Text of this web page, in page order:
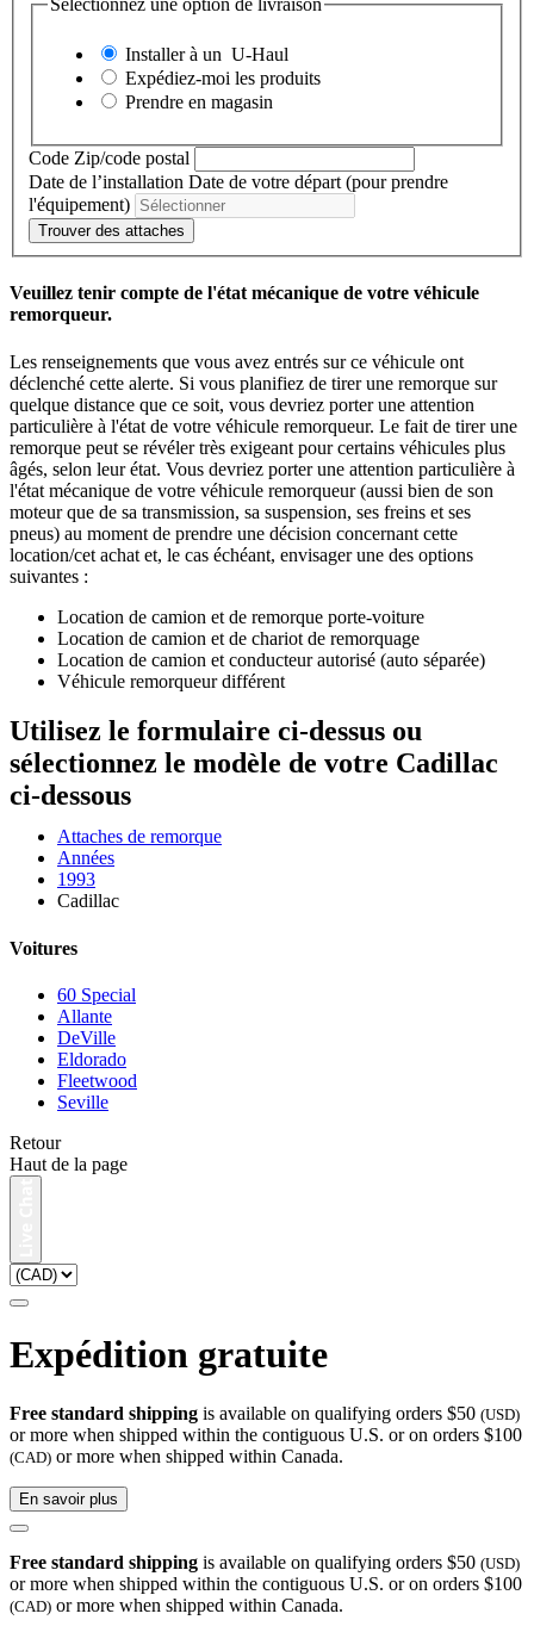
Sélectionnez une option de livraison
Installer à un U-Haul
Expédiez-moi les produits
Prendre en magasin
Code Zip/code postal
Date de l’installation Date de votre départ (pour prendre
l'équipement)
Trouver des attaches
Veuillez tenir compte de l'état mécanique de votre véhicule
remorqueur.
Les renseignements que vous avez entrés sur ce véhicule ont
déclenché cette alerte. Si vous planifiez de tirer une remorque sur
quelque distance que ce soit, vous devriez porter une attention
particulière à l'état de votre véhicule remorqueur. Le fait de tirer une
remorque peut se révéler très exigeant pour certains véhicules plus
âgés, selon leur état. Vous devriez porter une attention particulière à
l'état mécanique de votre véhicule remorqueur (aussi bien de son
moteur que de sa transmission, sa suspension, ses freins et ses
pneus) au moment de prendre une décision concernant cette
location/cet achat et, le cas échéant, envisager une des options
suivantes :
Location de camion et de remorque porte-voiture
Location de camion et de chariot de remorquage
Location de camion et conducteur autorisé (auto séparée)
Véhicule remorqueur différent
Utilisez le formulaire ci-dessus ou
sélectionnez le modèle de votre Cadillac
ci-dessous
Attaches de remorque
Années
1993
Cadillac
Voitures
60 Special
Allante
DeVille
Eldorado
Fleetwood
Seville
Retour
Haut de la page
Expédition gratuite
Free standard shipping is available on qualifying orders $50 (USD)
or more when shipped within the contiguous U.S. or on orders $100
(CAD) or more when shipped within Canada.
En savoir plus
Free standard shipping is available on qualifying orders $50 (USD)
or more when shipped within the contiguous U.S. or on orders $100
(CAD) or more when shipped within Canada.